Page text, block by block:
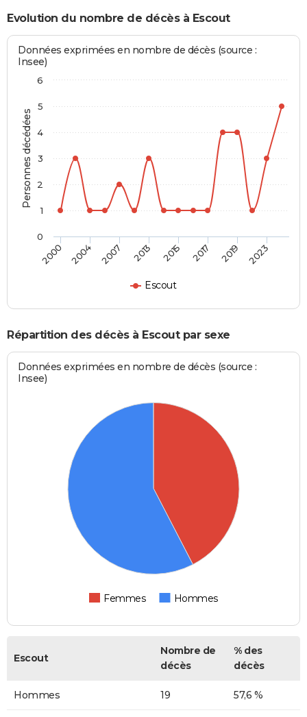
Evolution du nombre de décès à Escout
Personnes décédées
Données exprimées en nombre de décès (source :
Insee)
Escout
2000 2004 2007 2013 2015 2017 2019 2023
0
1
2
3
4
5
6
Répartition des décès à Escout par sexe
Données exprimées en nombre de décès (source :
Insee)
Femmes Hommes
Escout
Nombre de
décès
% des
décès
Hommes 19 57,6 %